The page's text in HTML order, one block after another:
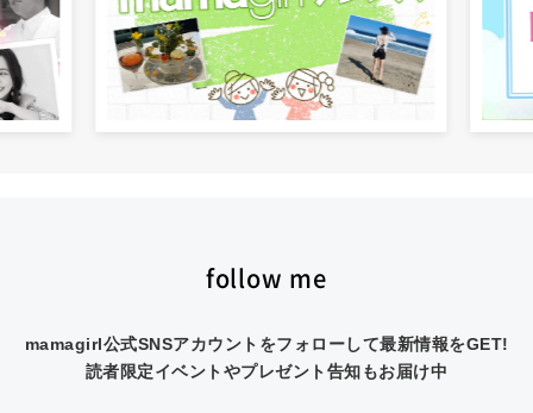
follow me
mamagirl公式SNSアカウントをフォローして最新情報をGET!
読者限定イベントやプレゼント告知もお届け中